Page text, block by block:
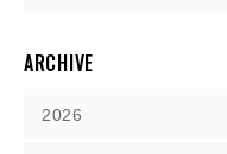
ARCHIVE
2026